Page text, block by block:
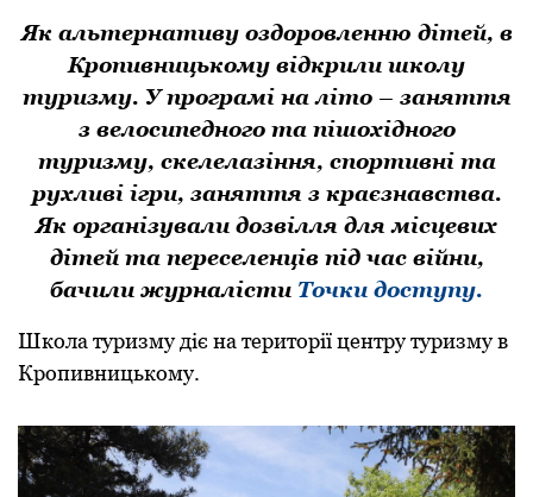
Як альтернативу оздоровленню дітей, в
Кропивницькому відкрили школу
туризму. У програмі на літо – заняття
з велосипедного та пішохідного
туризму, скелелазіння, спортивні та
рухливі ігри, заняття з краєзнавства.
Як організували дозвілля для місцевих
дітей та переселенців під час війни,
бачили журналісти Точки доступу.
Школа туризму діє на території центру туризму в
Кропивницькому.